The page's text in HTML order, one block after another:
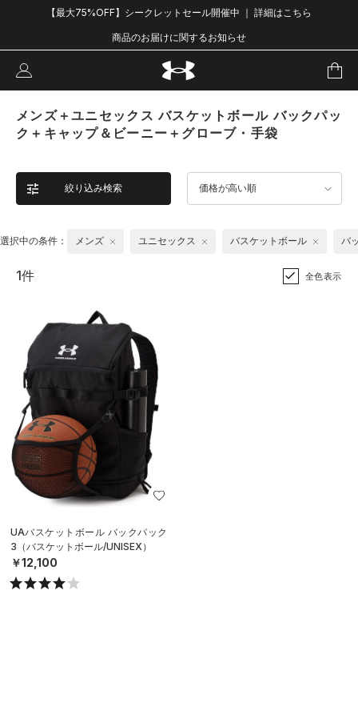
【最大75%OFF】シークレットセール開催中 ｜ 詳細はこちら
商品のお届けに関するお知らせ
メンズ＋ユニセックス バスケットボール バックパッ
ク＋キャップ＆ビーニー＋グローブ・手袋
絞り込み検索 価格が高い順
選択中の条件： メンズ ユニセックス バスケットボール バ
1件 全色表示
UAバスケットボール バックパック
3（バスケットボール/UNISEX）
￥12,100